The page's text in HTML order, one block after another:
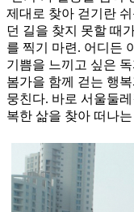
제대로 찾아 걷기란
던 길을 찾지 못할 때
를 찍기 마련. 어디든
기쁨을 느끼고 싶은
봄가을 함께 걷는 행
뭉친다. 바로 서울둘
복한 삶을 찾아 떠나